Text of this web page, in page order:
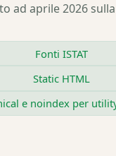
ad aprile 2026
Fonti ISTAT
Static HTML
e noindex per